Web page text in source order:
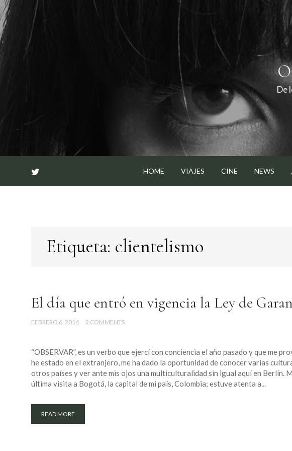
Skip
to
content
De
HOME VIAJES CINE NEWS
Etiqueta: clientelismo
El día que entró en vigencia la Ley de
FEBRERO 6, 2014 2 COMMENTS
“OBSERVAR”, es un verbo que ejercí con conciencia el año pasado y que me
he estado en el extranjero, me ha dado la oportunidad de conocer varias
otros países y ver ante mis ojos una multiculturalidad sin igual aquí en Berlín.
última visita a Bogotá, la capital de mi país, Colombia; estuve atenta a...
READ MORE